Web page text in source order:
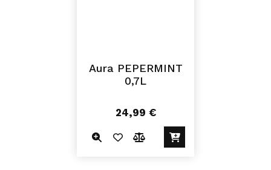
Aura PEPERMINT
0,7L
24,99 €